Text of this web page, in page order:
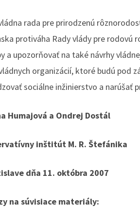
rada pre prirodzenú
protiváha Rady vlády pre rodovú
a upozorňovať na také návrhy
organizácií, ktoré budú pod
sociálne inžinierstvo a narúšať
Humajová a Ondrej Dostál
inštitút M. R. Štefánika
dňa 11. októbra 2007
na súvisiace materiály: